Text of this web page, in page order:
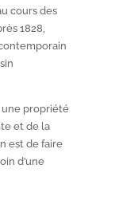
cours des
1828,
une propriété
et de la
est de faire
d’une